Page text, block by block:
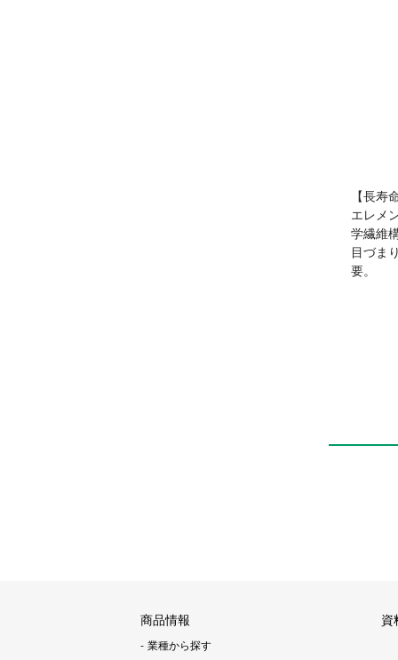
【長寿
エレメ
学繊維
目づま
要。
商品情報
業種から探す
資